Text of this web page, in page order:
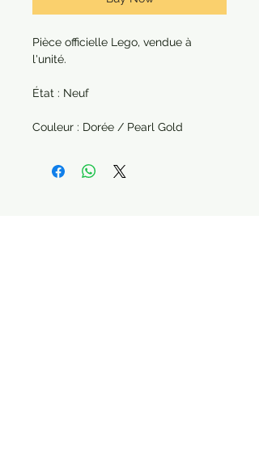
Pièce officielle Lego, vendue à
l'unité.
État : Neuf
Couleur : Dorée / Pearl Gold